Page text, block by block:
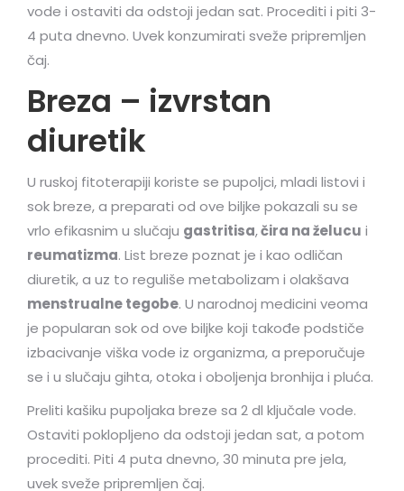
vode i ostaviti da odstoji jedan sat. Procediti i piti 3-
4 puta dnevno. Uvek konzumirati sveže pripremljen
čaj.
Breza – izvrstan
diuretik
U ruskoj fitoterapiji koriste se pupoljci, mladi listovi i
sok breze, a preparati od ove biljke pokazali su se
vrlo efikasnim u slučaju gastritisa,čira na želucu i
reumatizma. List breze poznat je i kao odličan
diuretik, a uz to reguliše metabolizam i olakšava
menstrualne tegobe. U narodnoj medicini veoma
je popularan sok od ove biljke koji takođe podstiče
izbacivanje viška vode iz organizma, a preporučuje
se i u slučaju gihta, otoka i oboljenja bronhija i pluća.
Preliti kašiku pupoljaka breze sa 2 dl ključale vode.
Ostaviti poklopljeno da odstoji jedan sat, a potom
procediti. Piti 4 puta dnevno, 30 minuta pre jela,
uvek sveže pripremljen čaj.